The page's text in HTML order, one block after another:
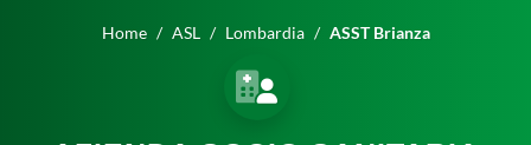
Home ASL Lombardia ASST Brianza